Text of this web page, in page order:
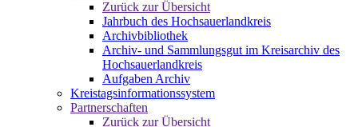
Zurück zur Übersicht
Jahrbuch des Hochsauerlandkreis
Archivbibliothek
Archiv- und Sammlungsgut im Kreisarchiv des
Hochsauerlandkreis
Aufgaben Archiv
Kreistagsinformationssystem
Partnerschaften
Zurück zur Übersicht